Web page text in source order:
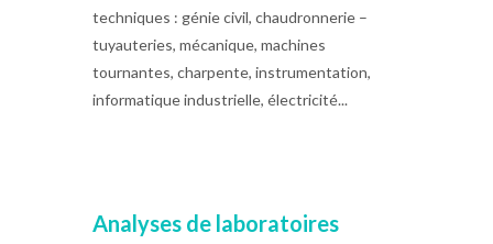
techniques : génie civil, chaudronnerie –
tuyauteries, mécanique, machines
tournantes, charpente, instrumentation,
informatique industrielle, électricité...
Analyses de laboratoires